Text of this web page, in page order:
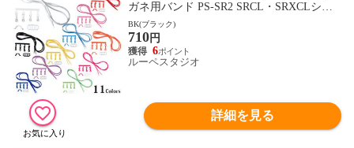
ガネ用バンド PS-SR2 SRCL・SRXCLシリ
ーズ度付きレンズ 専用パーツセット スワ
ンズ SWANS
BK(ブラック)
710円
6
ルーペスタジオ
詳細を見る